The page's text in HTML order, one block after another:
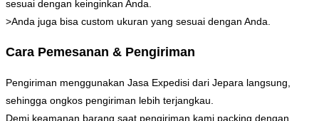
sesuai dengan keinginkan Anda.
>Anda juga bisa custom ukuran yang sesuai dengan Anda.
Cara Pemesanan & Pengiriman
Pengiriman menggunakan Jasa Expedisi dari Jepara langsung,
sehingga ongkos pengiriman lebih terjangkau.
Demi keamanan barang saat pengiriman kami packing dengan